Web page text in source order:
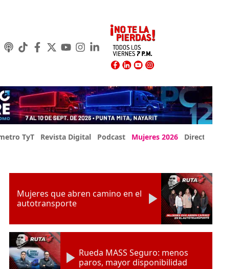
TyT Revista Digital Podcast Mujeres 2026 Directorio Expo
Mujeres que abren camino en el
autotransporte
Rueda MASS Seguro: menos
paros, mayor disponibilidad